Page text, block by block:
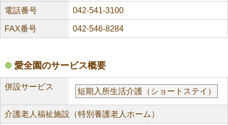
電話番号 042-541-3100
FAX番号 042-546-8284
愛全園のサービス概要
併設サービス
短期入所生活介護（ショートステイ）
介護老人福祉施設（特別養護老人ホーム）